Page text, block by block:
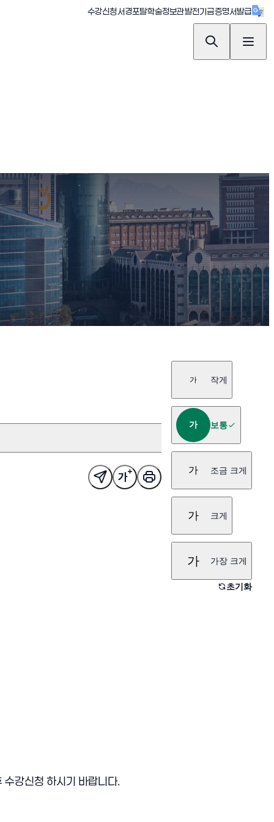
수강신청(새창 열림)
서경포탈(새창 열림)
학술정보관(새창 열림)
발전기금(새창 열림)
증명서발급(새창
가 작게
가 보통
가 조금 크게
가 크게
가 가장 크게
초기화
강신청 하시기 바랍니다.